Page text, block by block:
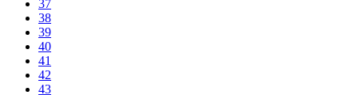
37
38
39
40
41
42
43